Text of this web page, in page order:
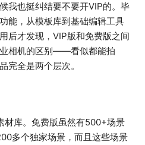
我也挺纠结要不要开VIP的。毕
能，从模板库到基础编辑工具
后才发现，VIP版和免费版之间
相机的区别——看似都能拍
完全是两个层次。
材库。免费版虽然有500+场景
多个独家场景，而且这些场景